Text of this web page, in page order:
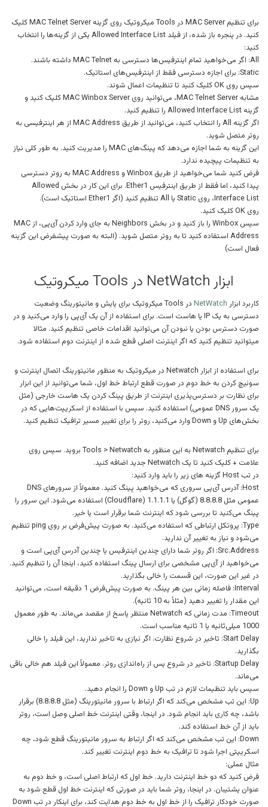
برای تنظیم MAC Server در Tools میکروتیک روی گزینه MAC Telnet Server کلیک
کنید. در پنجره باز شده، از فیلد Allowed Interface List یکی از گزینه‌ها را انتخاب
کنید:
All: اگر می‌خواهید تمام اینترفیس‌ها دسترسی به MAC Telnet داشته باشند.
Static: برای اجازه دسترسی فقط از اینترفیس‌های استاتیک.
سپس روی OK کلیک کنید تا تنظیمات اعمال شوند.
مشابه MAC Telnet Server، می‌توانید روی MAC Winbox Server کلیک کنید و
گزینه Allowed Interface List را تنظیم کنید.
اگر گزینه All را انتخاب کنید، می‌توانید از طریق MAC Address از هر اینترفیسی به
روتر متصل شوید.
این گزینه به شما اجازه می‌دهد که پینگ‌های MAC را مدیریت کنید. به طور کلی نیاز
به تنظیمات پیچیده ندارد.
فرض کنید شما می‌خواهید از طریق Winbox و MAC Address به روتر دسترسی
پیدا کنید، اما فقط از طریق اینترفیس Ether1. برای این کار در بخش Allowed
Interface List، روی Static یا All تنظیم کنید (اگر Ether1 استاتیک است).
روی OK کلیک کنید.
سپس Winbox را باز کنید و در بخش Neighbors به جای وارد کردن آی‌پی، از MAC
Address استفاده کنید تا به روتر متصل شوید. (البته به صورت پیشفرض این گزینه
فعال است)
ابزار NetWatch در Tools میکروتیک
کاربرد ابزار NetWatch
در Tools میکروتیک برای پایش و مانیتورینگ وضعیت
دسترسی به یک IP یا هاست است. برای استفاده از آن یک آی‌پی را وارد می‌کنید و در
صورت دسترس بودن یا نبودن آن می‌توانید اقدامات خاصی تنظیم کنید. مثالا
میتوانید تنظیم کنید که اگر اینترنت اصلی قطع شده از اینترنت دوم استفاده شود.
برای استفاده از ابزار Netwatch در میکروتیک به منظور مانیتورینگ اتصال اینترنت و
سوئیچ کردن به خط دوم در صورت قطع ارتباط خط اول، شما می‌توانید از این ابزار
برای نظارت بر دسترس‌پذیری اینترنت از طریق پینگ کردن یک هاست خارجی (مثل
یک سرور DNS عمومی) استفاده کنید. سپس با استفاده از اسکریپت‌هایی که در
بخش‌های Up و Down وارد می‌کنید، روتر را برای تغییر مسیر ترافیک تنظیم کنید.
برای تنظیم Netwatch به این منظور به Tools > Netwatch بروید. سپس روی
علامت + کلیک کنید تا یک Netwatch جدید اضافه کنید.
در تب Host گزینه های زیر را باید وارد کنید:
Host: آدرس آی‌پی سروری که می‌خواهید پینگ کنید. معمولاً از سرورهای DNS
عمومی مثل 8.8.8.8 (گوگل) یا 1.1.1.1 (Cloudflare) استفاده می‌شود. این سرور را
پینگ می‌کنید تا بررسی شود که اینترنت شما برقرار است یا خیر.
Type: پروتکل ارتباطی که استفاده می‌کنید. به صورت پیش‌فرض بر روی ping تنظیم
می‌شود و نیاز به تغییر آن ندارید.
Src.Address: اگر روتر شما دارای چندین اینترفیس یا چندین آدرس آی‌پی است و
می‌خواهید از آی‌پی مشخصی برای ارسال پینگ استفاده کنید، اینجا آن را تنظیم کنید.
در غیر این صورت، این قسمت را خالی بگذارید.
Interval: فاصله زمانی بین هر پینگ. به صورت پیش‌فرض 1 دقیقه است، می‌توانید
این مقدار را تغییر دهید (مثلاً به 10 ثانیه).
Timeout: مدت زمانی که Netwatch منتظر پاسخ از مقصد می‌ماند. به طور معمول
1000 میلی‌ثانیه یا 1 ثانیه مناسب است.
Start Delay: تاخیر در شروع نظارت. اگر نیازی به تاخیر ندارید، این فیلد را خالی
بگذارید.
Startup Delay: تاخیر در شروع پس از راه‌اندازی روتر. معمولاً این فیلد هم خالی باقی
می‌ماند.
سپس باید تنظیمات لازم در تب Up و Down را انجام دهید.
Up: این تب مشخص می‌کند که اگر ارتباط با سرور مانیتورینگ (مثل 8.8.8.8) برقرار
باشد، چه کاری باید انجام شود. در اینجا، وقتی اینترنت خط اصلی وصل است، روتر
باید از آن خط استفاده کند.
Down: این تب مشخص می‌کند که اگر ارتباط به سرور مانیتورینگ قطع شود، چه
اسکریپتی اجرا شود تا ترافیک به خط دوم اینترنت تغییر کند.
مثال عملی:
فرض کنید که دو خط اینترنت دارید. خط اول که ارتباط اصلی است، و خط دوم به
عنوان پشتیبان. در اینجا، روتر شما باید در صورتی که اینترنت خط اول قطع شود به
صورت خودکار ترافیک را از خط اول به خط دوم هدایت کند، برای اینکار در تب Down